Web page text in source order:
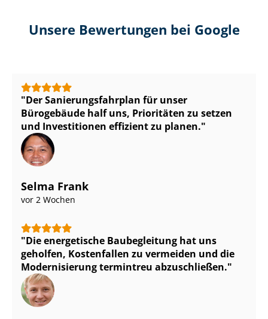
Unsere Bewertungen bei Google
Der Sa­nie­rungs­fahr­plan für unser
Bürogebäude half uns, Prioritäten zu setzen
und Investitionen effizient zu planen.
Selma Frank
vor 2 Wochen
Die energetische Baubegleitung hat uns
geholfen, Kostenfallen zu vermeiden und die
Modernisierung termintreu abzuschließen.